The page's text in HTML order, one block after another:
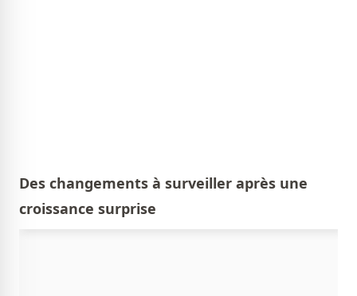
Des changements à surveiller après une
croissance surprise